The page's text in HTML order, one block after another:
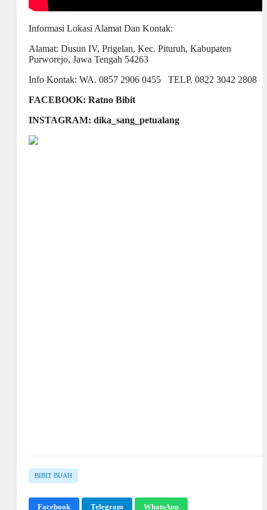
Informasi Lokasi Alamat Dan Kontak:
Alamat: Dusun IV, Prigelan, Kec. Pituruh, Kabupaten
Purworejo, Jawa Tengah 54263
Info Kontak: WA. 0857 2906 0455 TELP. 0822 3042 2808
FACEBOOK: Ratno Bibit
INSTAGRAM: dika_sang_petualang
BIBIT BUAH
Facebook Telegram WhatsApp